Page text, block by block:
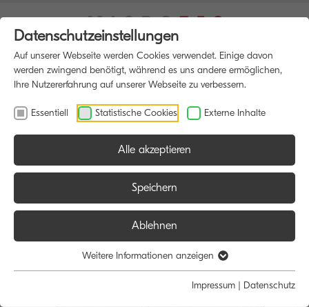
Datenschutzeinstellungen
Auf unserer Webseite werden Cookies verwendet. Einige davon
werden zwingend benötigt, während es uns andere ermöglichen,
Ihre Nutzererfahrung auf unserer Webseite zu verbessern.
Essentiell Statistische Cookies Externe Inhalte
Alle akzeptieren
Speichern
Ablehnen
Weitere Informationen anzeigen
Impressum | Datenschutz